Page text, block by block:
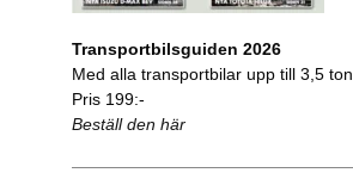
Transportbilsguiden 2026
Med alla transportbilar upp till 3,5 ton
Pris 199:-
Beställ den här